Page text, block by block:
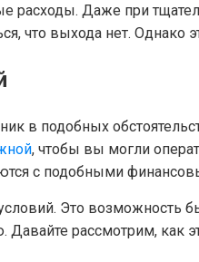
расходы. Даже при
что выхода нет. Однако
в подобных
, чтобы вы могли
с подобными
Это возможность
рассмотрим, как